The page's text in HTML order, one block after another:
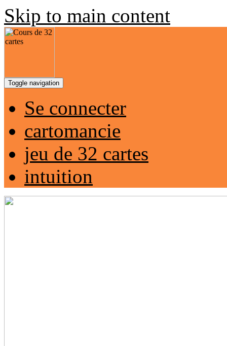
Skip to main content
Toggle navigation
Se connecter
cartomancie
jeu de 32 cartes
intuition